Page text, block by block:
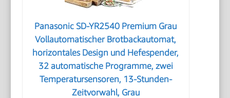
Panasonic SD-YR2540 Premium Grau
Vollautomatischer Brotbackautomat,
horizontales Design und Hefespender,
32 automatische Programme, zwei
Temperatursensoren, 13-Stunden-
Zeitvorwahl, Grau